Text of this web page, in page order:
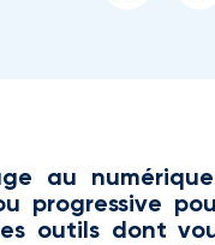
au
progressive
outils dont